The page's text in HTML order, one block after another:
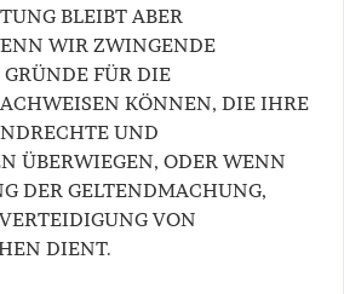
BLEIBT ABER
WIR ZWINGENDE
FÜR DIE
KÖNNEN, DIE IHRE
UND
ÜBERWIEGEN, ODER WENN
DER GELTENDMACHUNG,
VON
DIENT.